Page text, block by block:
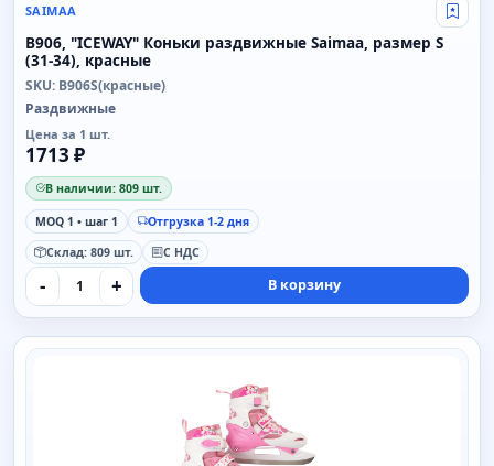
SAIMAA Свой
B906, "ICEWAY" Коньки раздвижные Saimaa, размер S
(31-34), красные
SKU: B906S(красные)
Раздвижные
Цена за 1 шт.
1713 ₽
В наличии: 809 шт.
MOQ 1 • шаг 1
Отгрузка 1-2 дня
Склад: 809 шт.
С НДС
- + В корзину
SAIMAA